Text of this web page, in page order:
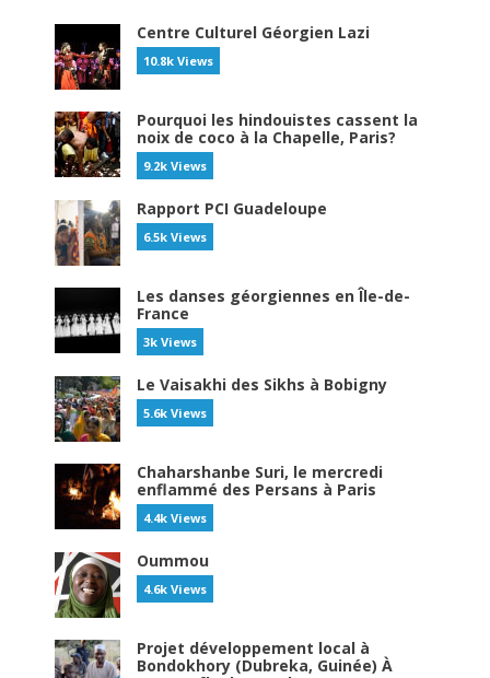
Centre Culturel Géorgien Lazi
10.8k Views
Pourquoi les hindouistes cassent la
noix de coco à la Chapelle, Paris?
9.2k Views
Rapport PCI Guadeloupe
6.5k Views
Les danses géorgiennes en Île-de-
France
3k Views
Le Vaisakhi des Sikhs à Bobigny
5.6k Views
Chaharshanbe Suri, le mercredi
enflammé des Persans à Paris
4.4k Views
Oummou
4.6k Views
Projet développement local à
Bondokhory (Dubreka, Guinée) À